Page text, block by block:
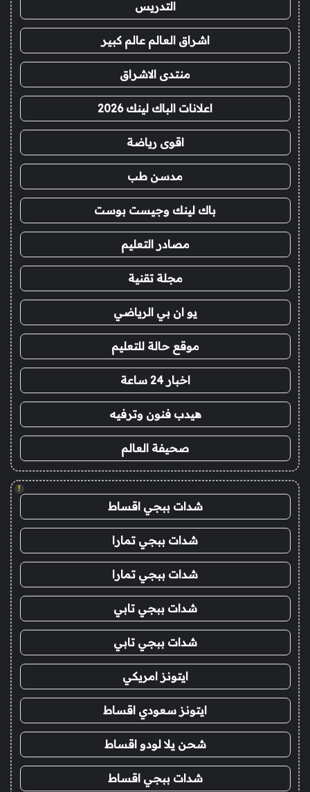
التدريس
اشراق العالم عالم كبير
منتدى الاشراق
اعلانات الباك لينك 2026
اقوى رياضة
مدسن طب
باك لينك وجيست بوست
مصادر التعليم
مجلة تقنية
يو ان بي الرياضي
موقع حالة للتعليم
اخبار 24 ساعة
هيدب فنون وترفيه
صحيفة العالم
!
شدات ببجي اقساط
شدات ببجي تمارا
شدات ببجي تمارا
شدات ببجي تابي
شدات ببجي تابي
ايتونز امريكي
ايتونز سعودي اقساط
شحن يلا لودو اقساط
شدات ببجي اقساط